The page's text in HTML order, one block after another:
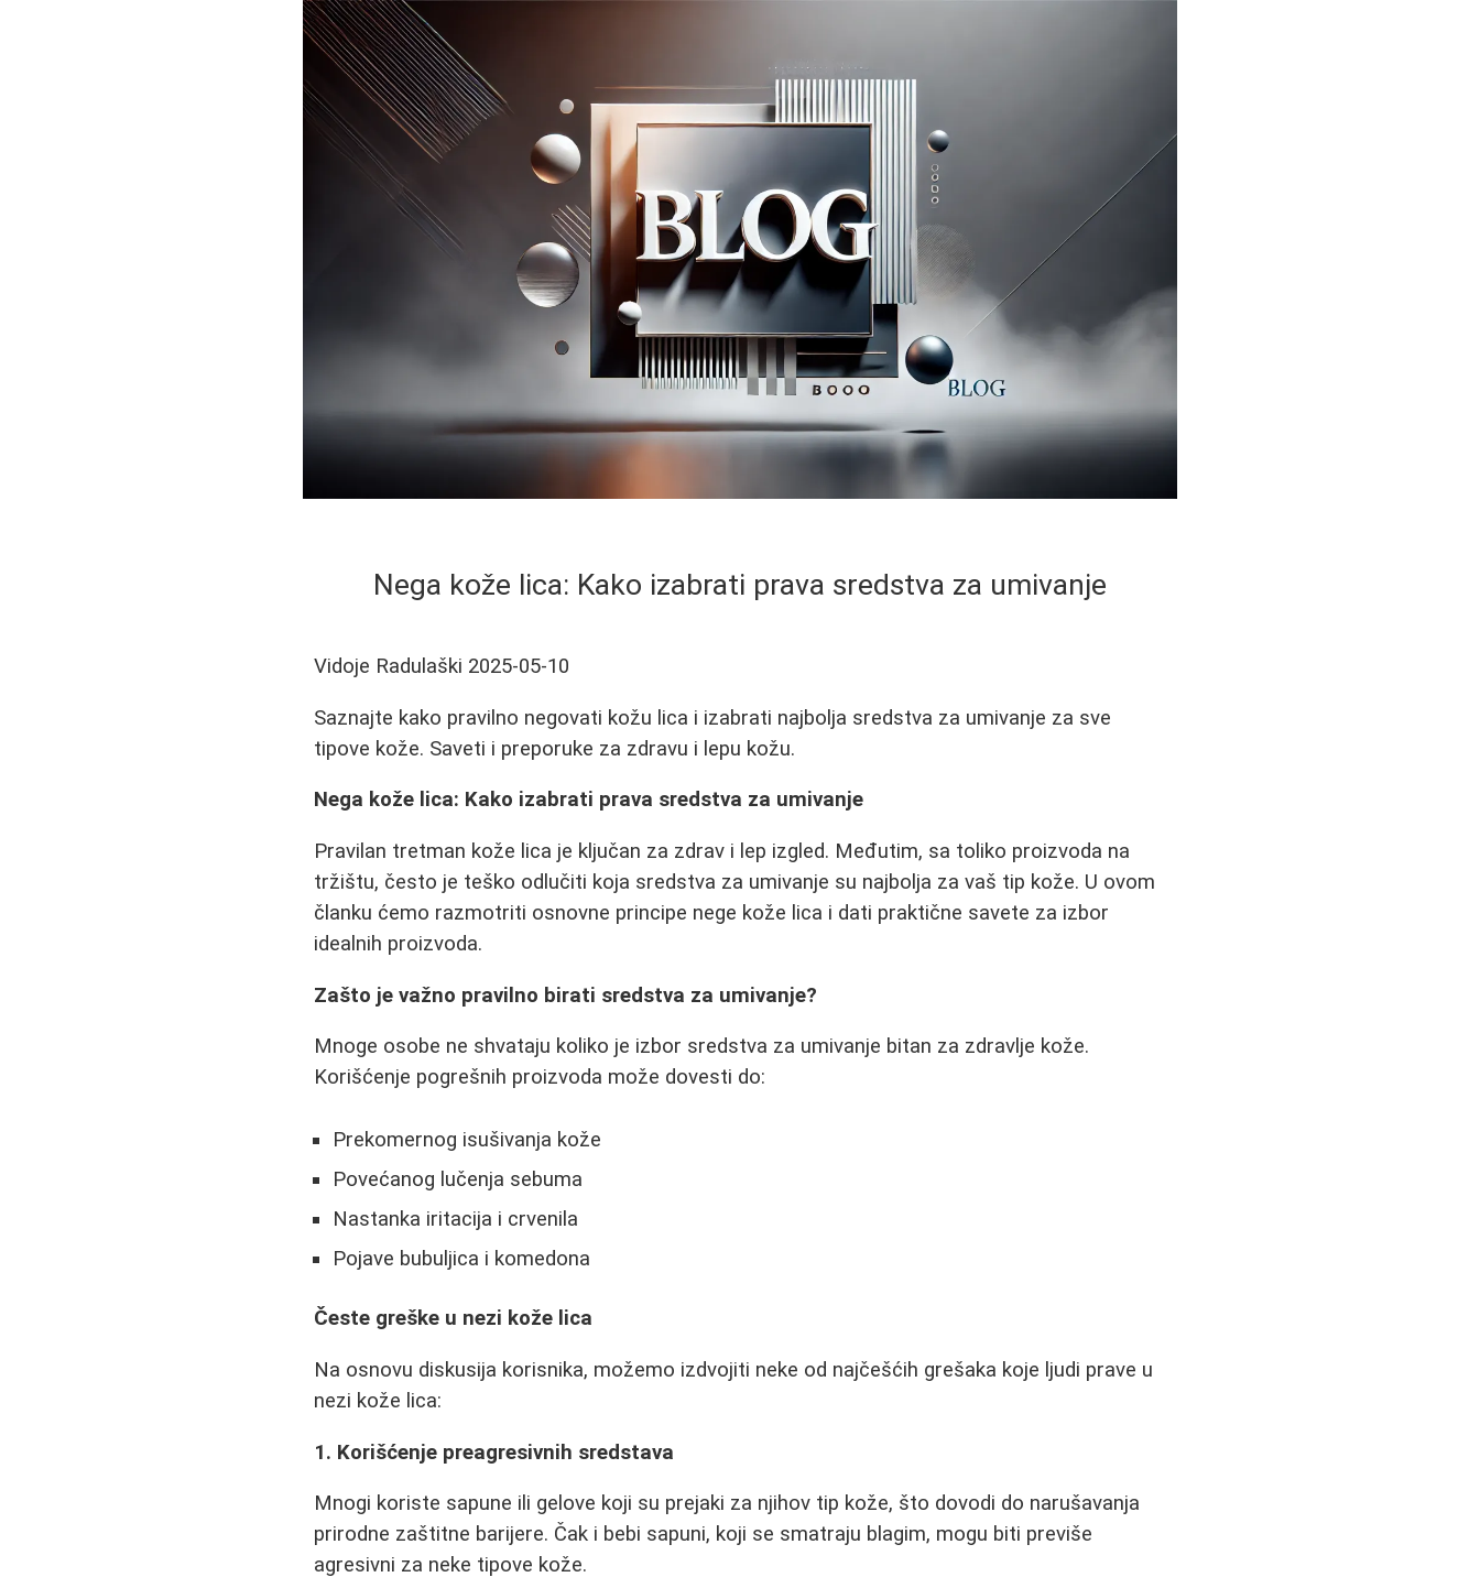
Nega kože lica: Kako izabrati prava sredstva za umivanje
Vidoje Radulaški 2025-05-10
Saznajte kako pravilno negovati kožu lica i izabrati najbolja sredstva za umivanje za sve
tipove kože. Saveti i preporuke za zdravu i lepu kožu.
Nega kože lica: Kako izabrati prava sredstva za umivanje
Pravilan tretman kože lica je ključan za zdrav i lep izgled. Međutim, sa toliko proizvoda na
tržištu, često je teško odlučiti koja sredstva za umivanje su najbolja za vaš tip kože. U ovom
članku ćemo razmotriti osnovne principe nege kože lica i dati praktične savete za izbor
idealnih proizvoda.
Zašto je važno pravilno birati sredstva za umivanje?
Mnoge osobe ne shvataju koliko je izbor sredstva za umivanje bitan za zdravlje kože.
Korišćenje pogrešnih proizvoda može dovesti do:
Prekomernog isušivanja kože
Povećanog lučenja sebuma
Nastanka iritacija i crvenila
Pojave bubuljica i komedona
Česte greške u nezi kože lica
Na osnovu diskusija korisnika, možemo izdvojiti neke od najčešćih grešaka koje ljudi prave u
nezi kože lica:
1. Korišćenje preagresivnih sredstava
Mnogi koriste sapune ili gelove koji su prejaki za njihov tip kože, što dovodi do narušavanja
prirodne zaštitne barijere. Čak i bebi sapuni, koji se smatraju blagim, mogu biti previše
agresivni za neke tipove kože.